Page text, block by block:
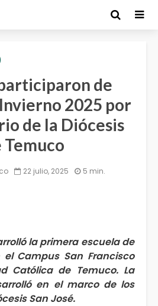
de
2025 por
de la Diócesis
Temuco
22 julio, 2025 5 min.
la primera escuela de
Campus San Francisco
Católica de Temuco. La
en el marco de los
San José.